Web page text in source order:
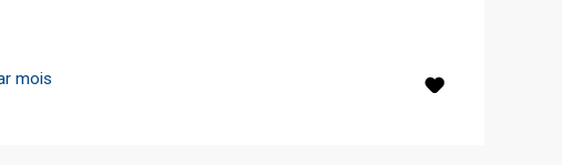
mois